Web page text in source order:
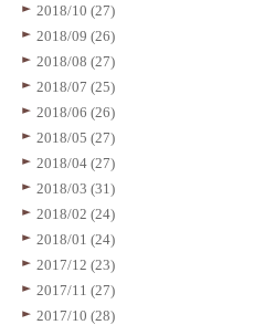
2018/10 (27)
2018/09 (26)
2018/08 (27)
2018/07 (25)
2018/06 (26)
2018/05 (27)
2018/04 (27)
2018/03 (31)
2018/02 (24)
2018/01 (24)
2017/12 (23)
2017/11 (27)
2017/10 (28)